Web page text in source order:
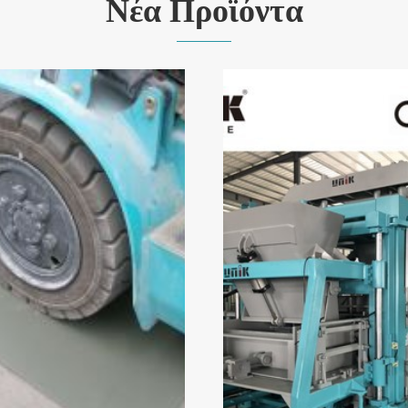
Νέα Προϊόντα